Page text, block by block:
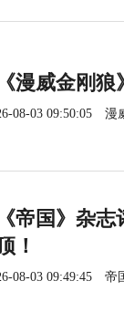
《漫威金刚
08-03 09:50:05 漫
《帝国》杂
！
08-03 09:49:45 帝